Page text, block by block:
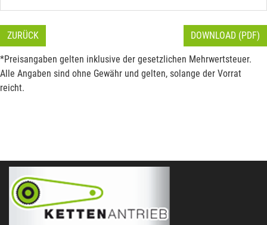
ZURÜCK DOWNLOAD (PDF)
*Preisangaben gelten inklusive der gesetzlichen Mehrwertsteuer.
Alle Angaben sind ohne Gewähr und gelten, solange der Vorrat
reicht.